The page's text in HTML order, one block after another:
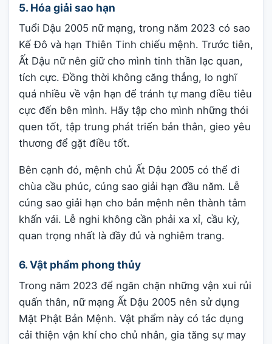
5. Hóa giải sao hạn
Tuổi Dậu 2005 nữ mạng, trong năm 2023 có sao
Kế Đô và hạn Thiên Tinh chiếu mệnh. Trước tiên,
Ất Dậu nữ nên giữ cho mình tinh thần lạc quan,
tích cực. Đồng thời không căng thẳng, lo nghĩ
quá nhiều về vận hạn để tránh tự mang điều tiêu
cực đến bên mình. Hãy tập cho mình những thói
quen tốt, tập trung phát triển bản thân, gieo yêu
thương để gặt điều tốt.
Bên cạnh đó, mệnh chủ Ất Dậu 2005 có thể đi
chùa cầu phúc, cúng sao giải hạn đầu năm. Lễ
cúng sao giải hạn cho bản mệnh nên thành tâm
khấn vái. Lễ nghi không cần phải xa xỉ, cầu kỳ,
quan trọng nhất là đầy đủ và nghiêm trang.
6. Vật phẩm phong thủy
Trong năm 2023 để ngăn chặn những vận xui rủi
quấn thân, nữ mạng Ất Dậu 2005 nên sử dụng
Mặt Phật Bản Mệnh. Vật phẩm này có tác dụng
cải thiện vận khí cho chủ nhân, gia tăng sự may